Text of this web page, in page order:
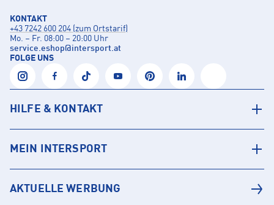
KONTAKT
+43 7242 600 204 (zum Ortstarif)
Mo. – Fr. 08:00 – 20:00 Uhr
service.eshop@intersport.at
FOLGE UNS
HILFE & KONTAKT
MEIN INTERSPORT
AKTUELLE WERBUNG